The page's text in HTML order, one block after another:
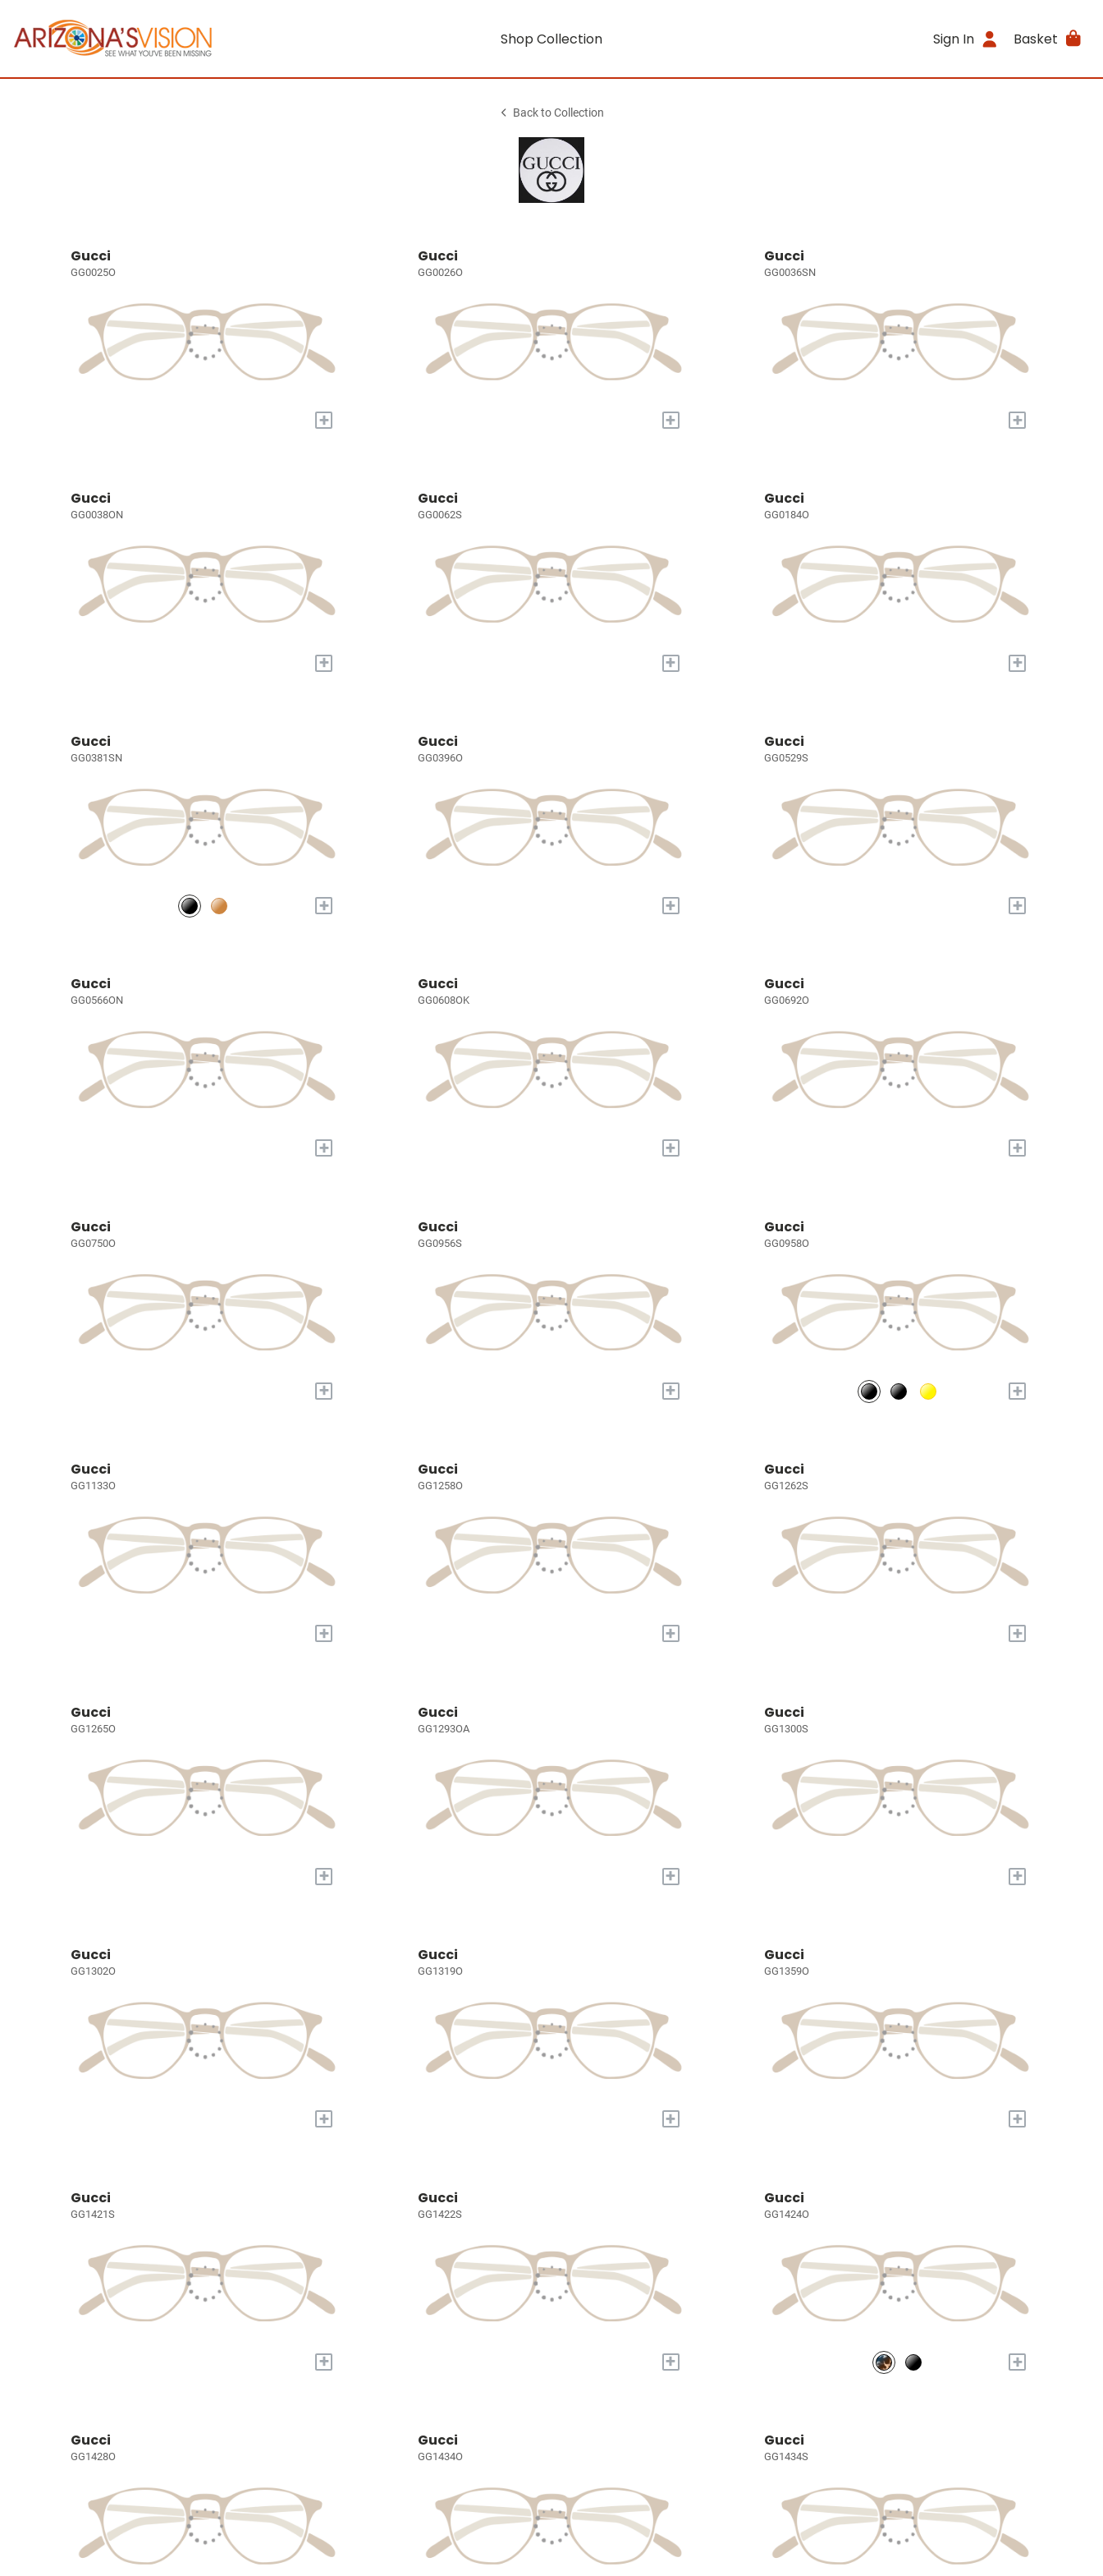
Shop Collection Sign In Basket
Back to Collection
Gucci
GG0025O
+
Gucci
GG0026O
+
Gucci
GG0036SN
+
Gucci
GG0038ON
+
Gucci
GG0062S
+
Gucci
GG0184O
+
Gucci
GG0381SN
+
Gucci
GG0396O
+
Gucci
GG0529S
+
Gucci
GG0566ON
+
Gucci
GG0608OK
+
Gucci
GG0692O
+
Gucci
GG0750O
+
Gucci
GG0956S
+
Gucci
GG0958O
+
Gucci
GG1133O
+
Gucci
GG1258O
+
Gucci
GG1262S
+
Gucci
GG1265O
+
Gucci
GG1293OA
+
Gucci
GG1300S
+
Gucci
GG1302O
+
Gucci
GG1319O
+
Gucci
GG1359O
+
Gucci
GG1421S
+
Gucci
GG1422S
+
Gucci
GG1424O
+
Gucci
GG1428O
Gucci
GG1434O
Gucci
GG1434S